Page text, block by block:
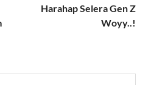
Harahap Selera Gen Z
Woyy..!